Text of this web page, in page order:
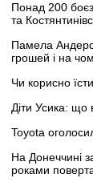
Понад 200
та
Памела
грошей і на
Чи корисно
Діти Усика: що
Toyota
На Донеччині
роками